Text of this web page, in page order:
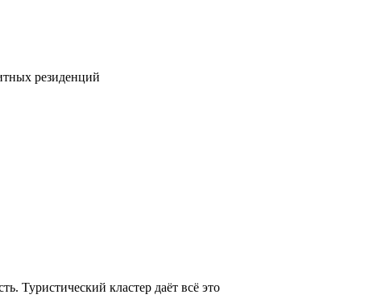
резиденций
Туристический кластер даёт всё это